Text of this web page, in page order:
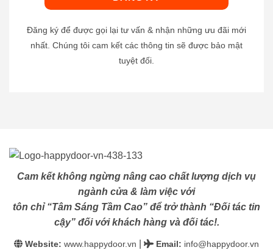
Đăng ký để được gọi lại tư vấn & nhận những ưu đãi mới
nhất. Chúng tôi cam kết các thông tin sẽ được bảo mật
tuyệt đối.
Cam kết không ngừng nâng cao chất lượng dịch vụ
ngành cửa & làm việc với
tôn chỉ “Tâm Sáng Tầm Cao” để trở thành “Đối tác tin
cậy” đối với khách hàng và đối tác!.
Website: www.happydoor.vn Email: info@happydoor.vn